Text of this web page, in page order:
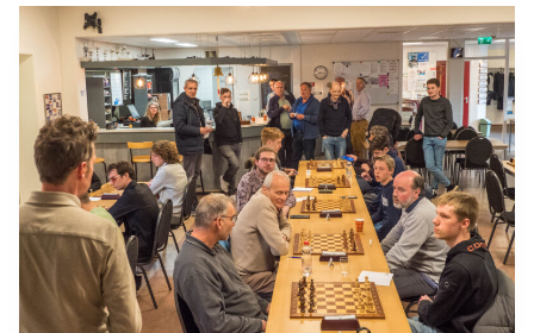
SEIZOEN
IN
STIJL
AF